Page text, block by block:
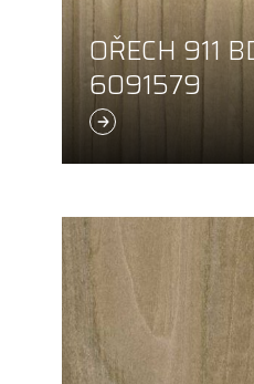
OŘECH 911
6091579